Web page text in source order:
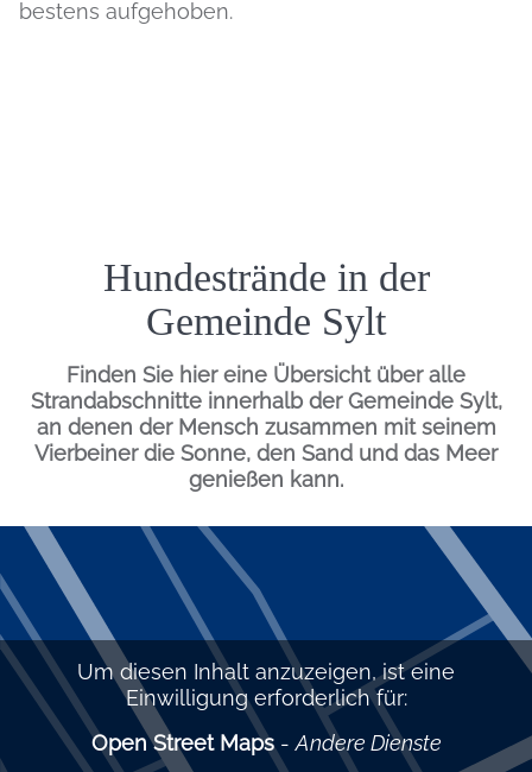
bestens aufgehoben.
Einleitung
Hundestrände in der
Gemeinde Sylt
Finden Sie hier eine Übersicht über alle
Strandabschnitte innerhalb der Gemeinde Sylt,
an denen der Mensch zusammen mit seinem
Vierbeiner die Sonne, den Sand und das Meer
genießen kann.
Um diesen Inhalt anzuzeigen, ist eine
Einwilligung erforderlich für:
Open Street Maps-Andere Dienste